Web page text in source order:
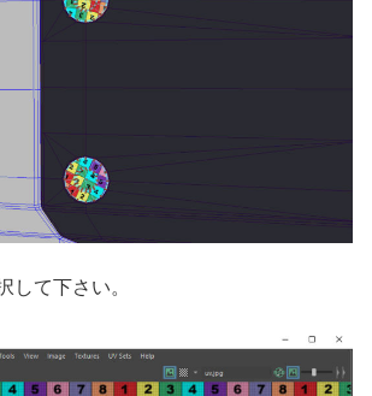
して下さい。